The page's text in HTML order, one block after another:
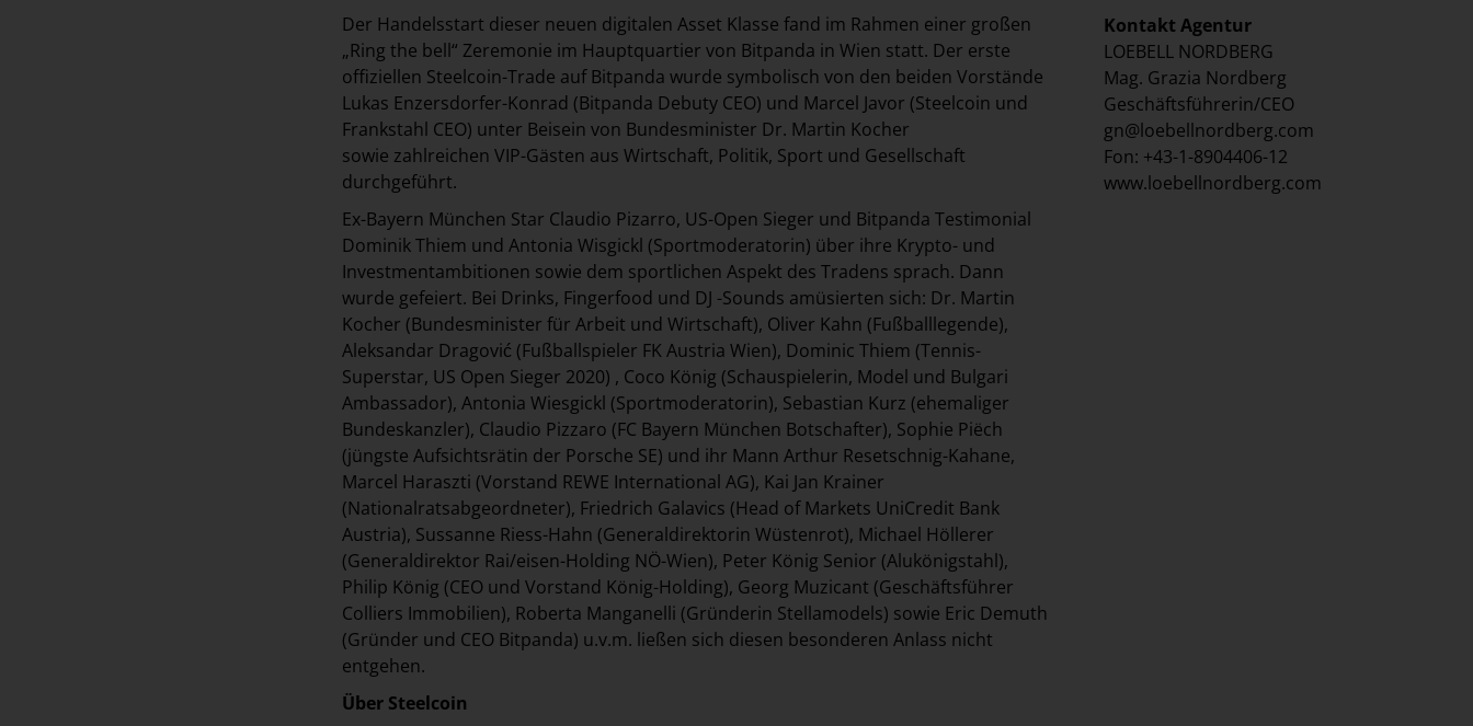
Der Handelsstart dieser neuen digitalen Asset Klasse fand im Rahmen einer großen
„Ring the bell“ Zeremonie im Hauptquartier von Bitpanda in Wien statt. Der erste
offiziellen Steelcoin-Trade auf Bitpanda wurde symbolisch von den beiden Vorstände
Lukas Enzersdorfer-Konrad (Bitpanda Debuty CEO) und Marcel Javor (Steelcoin und
Frankstahl CEO) unter Beisein von Bundesminister Dr. Martin Kocher
sowie zahlreichen VIP-Gästen aus Wirtschaft, Politik, Sport und Gesellschaft
durchgeführt.
Ex-Bayern München Star Claudio Pizarro, US-Open Sieger und Bitpanda Testimonial
Dominik Thiem und Antonia Wisgickl (Sportmoderatorin) über ihre Krypto- und
Investmentambitionen sowie dem sportlichen Aspekt des Tradens sprach. Dann
wurde gefeiert. Bei Drinks, Fingerfood und DJ -Sounds amüsierten sich: Dr. Martin
Kocher (Bundesminister für Arbeit und Wirtschaft), Oliver Kahn (Fußballlegende),
Aleksandar Dragović (Fußballspieler FK Austria Wien), Dominic Thiem (Tennis-
Superstar, US Open Sieger 2020) , Coco König (Schauspielerin, Model und Bulgari
Ambassador), Antonia Wiesgickl (Sportmoderatorin), Sebastian Kurz (ehemaliger
Bundeskanzler), Claudio Pizzaro (FC Bayern München Botschafter), Sophie Piëch
(jüngste Aufsichtsrätin der Porsche SE) und ihr Mann Arthur Resetschnig-Kahane,
Marcel Haraszti (Vorstand REWE International AG), Kai Jan Krainer
(Nationalratsabgeordneter), Friedrich Galavics (Head of Markets UniCredit Bank
Austria), Sussanne Riess-Hahn (Generaldirektorin Wüstenrot), Michael Höllerer
(Generaldirektor Rai/eisen-Holding NÖ-Wien), Peter König Senior (Alukönigstahl),
Philip König (CEO und Vorstand König-Holding), Georg Muzicant (Geschäftsführer
Colliers Immobilien), Roberta Manganelli (Gründerin Stellamodels) sowie Eric Demuth
(Gründer und CEO Bitpanda) u.v.m. ließen sich diesen besonderen Anlass nicht
entgehen.
Über Steelcoin
Kontakt Agentur
LOEBELL NORDBERG
Mag. Grazia Nordberg
Geschäftsführerin/CEO
gn@loebellnordberg.com
Fon: +43-1-8904406-12
www.loebellnordberg.com